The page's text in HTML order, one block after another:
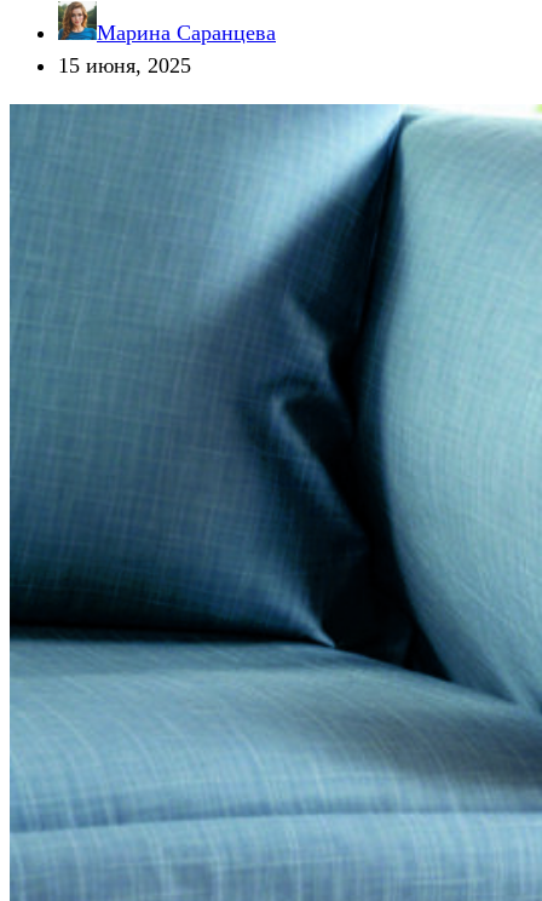
Марина Саранцева
15 июня, 2025